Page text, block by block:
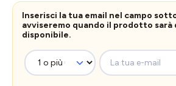
Inserisci la tua email nel campo
avviseremo quando il prodotto sarà
disponibile.
La tua e-mail